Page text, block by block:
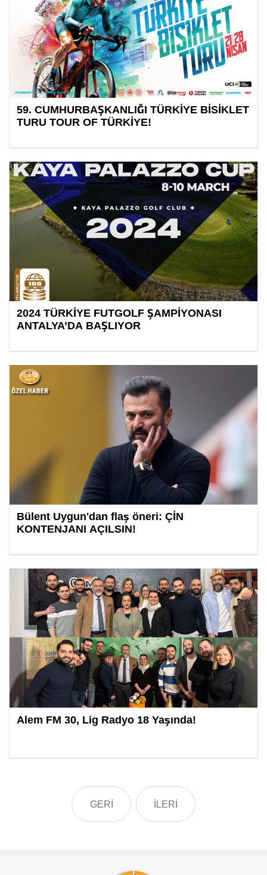
59. CUMHURBAŞKANLIĞI TÜRKİYE BİSİKLET
TURU TOUR OF TÜRKİYE!
2024 TÜRKİYE FUTGOLF ŞAMPİYONASI
ANTALYA’DA BAŞLIYOR
Bülent Uygun'dan flaş öneri: ÇİN
KONTENJANI AÇILSIN!
Alem FM 30, Lig Radyo 18 Yaşında!
GERİ İLERİ